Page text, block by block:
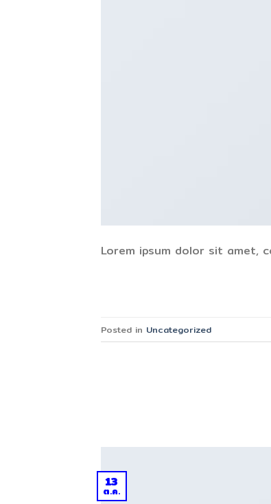
Lorem ipsum dolor sit amet,
Posted in Uncategorized
13
ต.ค.